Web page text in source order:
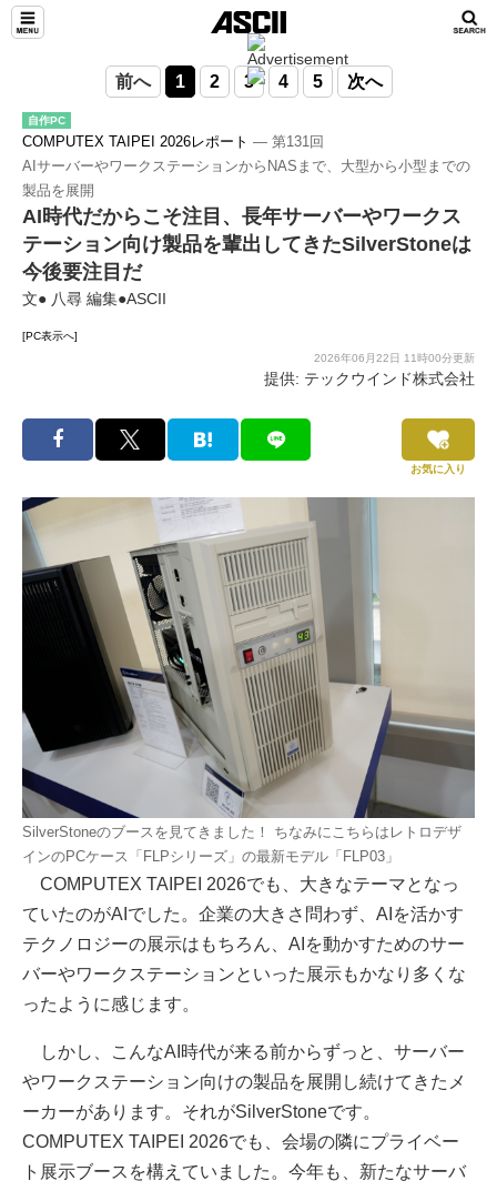
前へ 1 2 3 4 5 次へ
自作PC
COMPUTEX TAIPEI 2026レポート ― 第131回
AIサーバーやワークステーションからNASまで、大型から小型までの
製品を展開
AI時代だからこそ注目、長年サーバーやワークス
テーション向け製品を輩出してきたSilverStoneは
今後要注目だ
文● 八尋 編集●ASCII
[PC表示へ]
2026年06月22日 11時00分更新
提供: テックウインド株式会社
お気に入り
SilverStoneのブースを見てきました！ ちなみにこちらはレトロデザ
インのPCケース「FLPシリーズ」の最新モデル「FLP03」
COMPUTEX TAIPEI 2026でも、大きなテーマとなっ
ていたのがAIでした。企業の大きさ問わず、AIを活かす
テクノロジーの展示はもちろん、AIを動かすためのサー
バーやワークステーションといった展示もかなり多くな
ったように感じます。
しかし、こんなAI時代が来る前からずっと、サーバー
やワークステーション向けの製品を展開し続けてきたメ
ーカーがあります。それがSilverStoneです。
COMPUTEX TAIPEI 2026でも、会場の隣にプライベー
ト展示ブースを構えていました。今年も、新たなサーバ